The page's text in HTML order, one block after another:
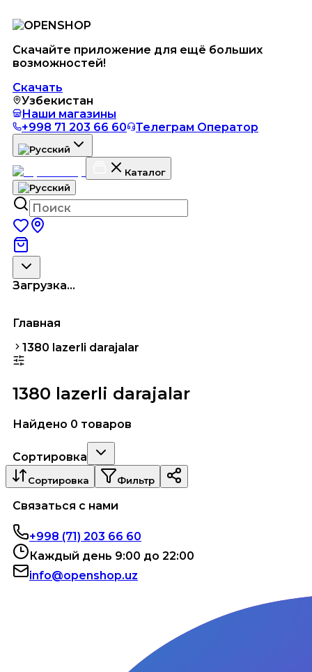
Скачайте приложение для ещё больших
возможностей!
Скачать
Узбекистан
Наши магазины
+998 71 203 66 60
Телеграм Оператор
Каталог
Загрузка...
Главная
1380 lazerli darajalar
1380 lazerli darajalar
Найдено 0 товаров
Сортировка
Сортировка Фильтр
Связаться с нами
+998 (71) 203 66 60
Каждый день 9:00 до 22:00
info@openshop.uz